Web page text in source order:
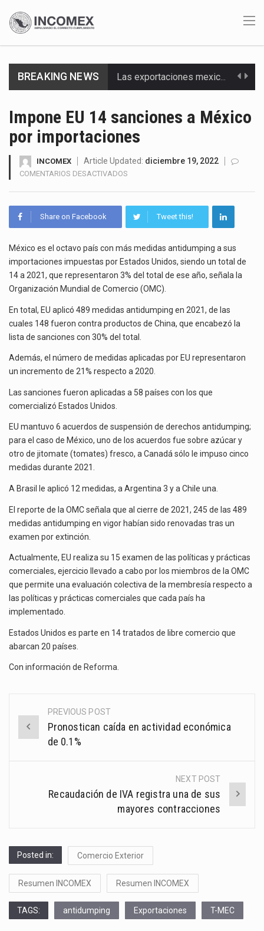
BREAKING NEWS Las exportaciones mexicanas de vehículos ligeros disminuyeron 9.67 % en julio a tasa anual, alcanzando…
Solo el 17.8 % de las empresas en México se considera totalmente preparada para la…
Los créditos fiscales determinados a empresas IMMEX rara vez nacen de una interpretación equivocada de…
La inversión fija bruta en México registró un aumento de 1.1% interanual en mayo de…
El Departamento de Agricultura de Estados Unidos (USDA) suspendió el 5 de agosto de 2026…
Impone EU 14 sanciones a México
por importaciones
INCOMEX Article Updated: diciembre 19, 2022
COMENTARIOS DESACTIVADOS
SANCIONES
MÉXICO
POR
IMPORTACIONES
Share on Facebook Tweet this!
México es el octavo país con más medidas antidumping a sus
importaciones impuestas por Estados Unidos, siendo un total de
14 a 2021, que representaron 3% del total de ese año, señala la
Organización Mundial de Comercio (OMC).
En total, EU aplicó 489 medidas antidumping en 2021, de las
cuales 148 fueron contra productos de China, que encabezó la
lista de sanciones con 30% del total.
Además, el número de medidas aplicadas por EU representaron
un incremento de 21% respecto a 2020.
Las sanciones fueron aplicadas a 58 países con los que
comercializó Estados Unidos.
EU mantuvo 6 acuerdos de suspensión de derechos antidumping;
para el caso de México, uno de los acuerdos fue sobre azúcar y
otro de jitomate (tomates) fresco, a Canadá sólo le impuso cinco
medidas durante 2021.
A Brasil le aplicó 12 medidas, a Argentina 3 y a Chile una.
El reporte de la OMC señala que al cierre de 2021, 245 de las 489
medidas antidumping en vigor habían sido renovadas tras un
examen por extinción.
Actualmente, EU realiza su 15 examen de las políticas y prácticas
comerciales, ejercicio llevado a cabo por los miembros de la OMC
que permite una evaluación colectiva de la membresía respecto a
las políticas y prácticas comerciales que cada país ha
implementado.
Estados Unidos es parte en 14 tratados de libre comercio que
abarcan 20 países.
Con información de Reforma.
Post
navigation
PREVIOUS POST
Pronostican caída en actividad económica
de 0.1%
NEXT POST
Recaudación de IVA registra una de sus
mayores contracciones
Posted in: Comercio Exterior
Resumen INCOMEX Resumen INCOMEX
TAGS: antidumping Exportaciones T-MEC